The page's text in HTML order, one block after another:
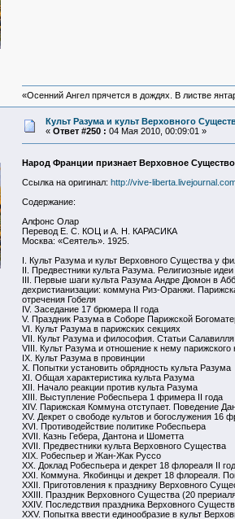
«Осенний Ангел прячется в дождях. В листве
Культ Разума и культ Верховного
« Ответ #250 : 04 Мая 2010, 00:09:01 »
Народ Франции признает Верховное
Ссылка на оригинал: http://vive-
Содержание:
Алфонс Олар
Перевод Е. С. КОЦ и А. Н. КАРАСИКА
Москва: «Сеятель». 1925.
I. Культ Разума и культ Верховного Существа у
II. Предвестники культа Разума. Религиозные
III. Первые шаги культа Разума Андре Дюмон в
дехристианизации: коммуна Риз-Opaнжи.
отречения Гобеля
IV. Заседание 17 брюмера II года
V. Праздник Разума в Соборе Парижской
VI. Культ Разума в парижских секциях
VII. Культ Разума и философия. Статьи Салавилля
VIII. Культ Разума и отношение к нему
IX. Культ Разума в провинции
X. Попытки установить обрядность культа Разума
XI. Общая характеристика культа Разума
XII. Начало реакции против культа Разума
XIII. Выступление Робеспьера 1 фримера II года
XIV. Парижская Коммуна отступает. Поведение
XV. Декрет о свободе культов и богослужения 16
XVI. Противодействие политике Робеспьера
XVII. Казнь Гебера, Дантона и Шометта
XVII. Предвестники культа Верховного Существа
XIX. Робеспьер и Жан-Жак Руссо
ХХ. Доклад Робеспьера и декрет 18 флореаля II
XXI. Коммуна. Якобинцы и декрет 18 флореаля.
XXII. Приготовления к празднику Верховного
XXIII. Праздник Верховного Существа (20
XXIV. Последствия праздника Верховного
XXV. Попытка ввести единообразие в культ